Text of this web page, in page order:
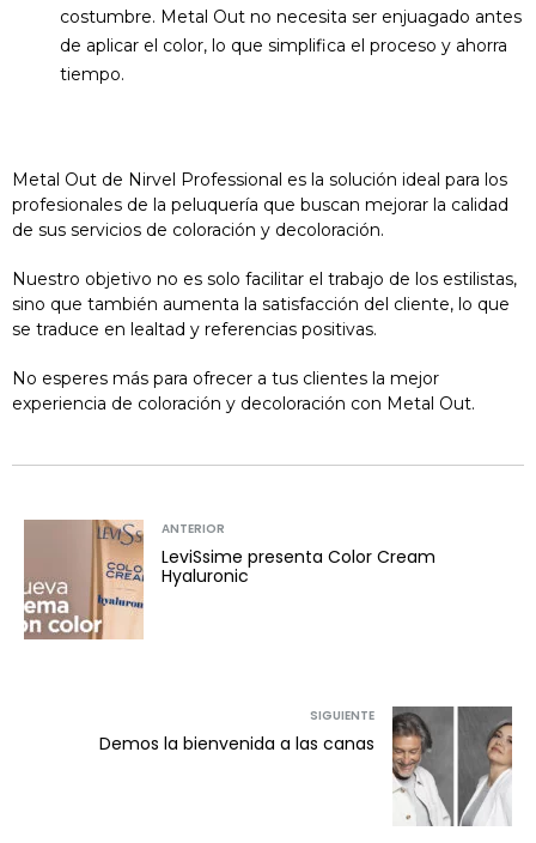
costumbre. Metal Out no necesita ser enjuagado antes
de aplicar el color, lo que simplifica el proceso y ahorra
tiempo.
Metal Out de Nirvel Professional es la solución ideal para los
profesionales de la peluquería que buscan mejorar la calidad
de sus servicios de coloración y decoloración.
Nuestro objetivo no es solo facilitar el trabajo de los estilistas,
sino que también aumenta la satisfacción del cliente, lo que
se traduce en lealtad y referencias positivas.
No esperes más para ofrecer a tus clientes la mejor
experiencia de coloración y decoloración con Metal Out.
ANTERIOR
LeviSsime presenta Color Cream
Hyaluronic
SIGUIENTE
Demos la bienvenida a las canas